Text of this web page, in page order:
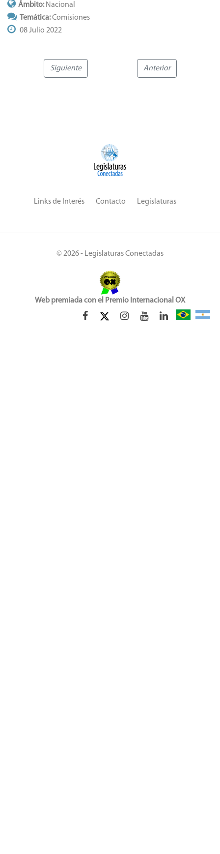
Ámbito: Nacional
Temática:Comisiones
08 Julio 2022
Siguiente Anterior
Links de Interés Contacto Legislaturas
© 2026 - Legislaturas Conectadas
Web premiada con el Premio Internacional OX